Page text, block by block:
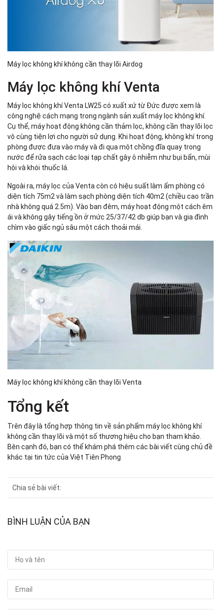
Máy lọc không khí không cần thay lõi Airdog
Máy lọc không khí Venta
Máy lọc không khí Venta LW25 có xuất xứ từ Đức được xem là
công nghệ cách mạng trong ngành sản xuất máy lọc không khí.
Cụ thể, máy hoạt động không cần thảm lọc, không cần thay lõi lọc
vô cùng tiện lợi cho người sử dụng. Khi hoạt động, không khí trong
phòng được đưa vào máy và đi qua một chồng đĩa quay trong
nước để rửa sạch các loại tạp chất gây ô nhiễm như bụi bẩn, mùi
hôi và khói thuốc lá.
Ngoài ra, máy lọc của Venta còn có hiệu suất làm ẩm phòng có
diện tích 75m2 và làm sạch phòng diện tích 40m2 (chiều cao trần
nhà không quá 2.5m). Vào ban đêm, máy hoạt động một cách êm
ái và không gây tiếng ồn ở mức 25/37/42 db giúp bạn và gia đình
chìm vào giấc ngủ sâu một cách thoải mái.
Máy lọc không khí không cần thay lõi Venta
Tổng kết
Trên đây là tổng hợp thông tin về sản phẩm máy lọc không khí
không cần thay lõi và một số thương hiệu cho bạn tham khảo.
Bên cạnh đó, bạn có thể khám phá thêm các bài viết cùng chủ đề
khác tại tin tức của Việt Tiên Phong
Chia sẻ bài viết:
BÌNH LUẬN CỦA BẠN